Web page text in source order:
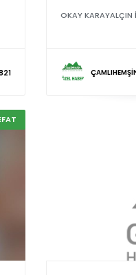
OKAY